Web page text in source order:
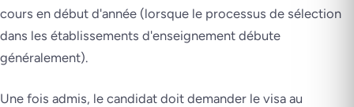
cours en début d'année (lorsque le processus de sélection
dans les établissements d'enseignement débute
généralement).
Une fois admis, le candidat doit demander le visa au